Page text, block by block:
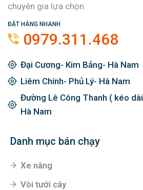
chuyên gia lựa chọn.
ĐẶT HÀNG NHANH
0979.311.468
Đại Cương- Kim Bảng- Hà Nam
Liêm Chính- Phủ Lý- Hà Nam
Đường Lê Công Thanh ( kéo
Hà Nam
Danh mục bán chạy
Xe nâng
Vòi tưới cây